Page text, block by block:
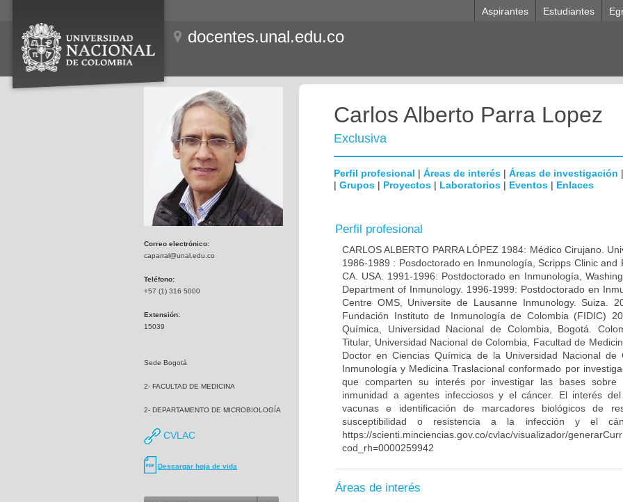
Aspirantes Estudiantes
docentes.unal.edu.co
Correo electrónico:
caparral@unal.edu.co
Teléfono:
+57 (1) 316 5000
Extensión:
15039
Sede Bogotá
2- FACULTAD DE MEDICINA
2- DEPARTAMENTO DE MICROBIOLOGÍA
CVLAC
Descargar hoja de vida
Carlos Alberto Parra Lopez
Exclusiva
Perfil profesional | Áreas de interés | Áreas de investigación |
| Grupos | Proyectos | Laboratorios | Eventos | Enlaces
Perfil profesional
CARLOS ALBERTO PARRA LÓPEZ 1984: Médico Cirujano.
1986-1989 : Posdoctorado en Inmunología, Scripps Clinic and
CA. USA. 1991-1996: Postdoctorado en Inmunología,
Department of Inmunology. 1996-1999: Postdoctorado en
Centre OMS, Universite de Lausanne Inmunology. Suiza.
Fundación Instituto de Inmunología de Colombia (FIDIC)
Química, Universidad Nacional de Colombia, Bogotá.
Titular, Universidad Nacional de Colombia, Facultad de
Doctor en Ciencias Química de la Universidad Nacional
Inmunología y Medicina Traslacional conformado por
que comparten su interés por investigar las bases sobre
inmunidad a agentes infecciosos y el cáncer. El interés
vacunas e identificación de marcadores biológicos de
susceptibilidad o resistencia a la infección y el
https://scienti.minciencias.gov.co/cvlac/visualizador/
cod_rh=0000259942
Áreas de interés